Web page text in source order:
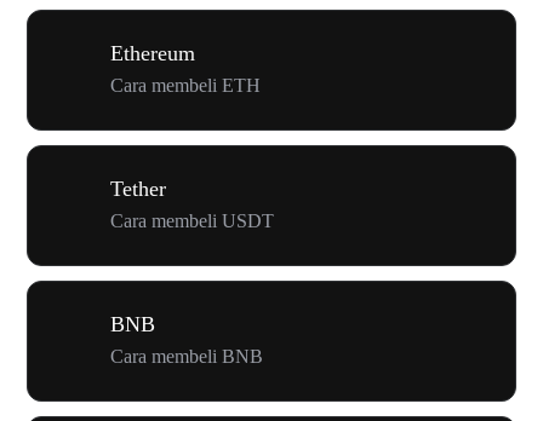
Ethereum
Cara membeli ETH
Tether
Cara membeli USDT
BNB
Cara membeli BNB